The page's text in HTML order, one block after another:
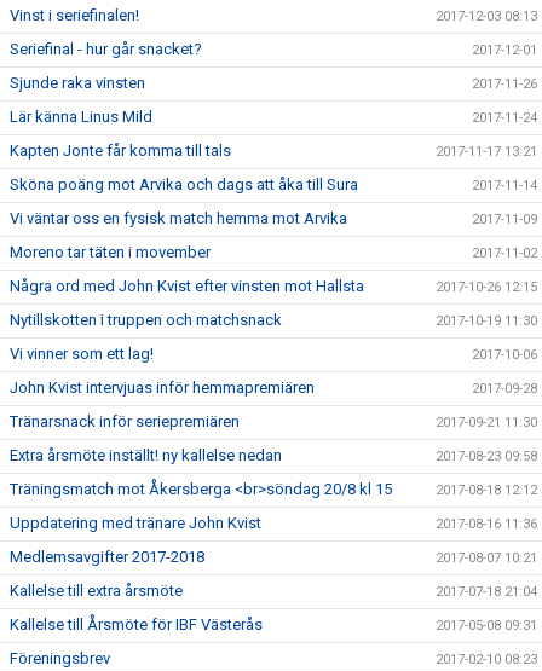
Vinst i seriefinalen! 2017-12-03 08:13
Seriefinal - hur går snacket? 2017-12-01
Sjunde raka vinsten 2017-11-26
Lär känna Linus Mild 2017-11-24
Kapten Jonte får komma till tals 2017-11-17 13:21
Sköna poäng mot Arvika och dags att åka till Sura 2017-11-14
Vi väntar oss en fysisk match hemma mot Arvika 2017-11-09
Moreno tar täten i movember 2017-11-02
Några ord med John Kvist efter vinsten mot Hallsta 2017-10-26 12:15
Nytillskotten i truppen och matchsnack 2017-10-19 11:30
Vi vinner som ett lag! 2017-10-06
John Kvist intervjuas inför hemmapremiären 2017-09-28
Tränarsnack inför seriepremiären 2017-09-21 11:30
Extra årsmöte inställt! ny kallelse nedan 2017-08-23 09:58
Träningsmatch mot Åkersberga <br>söndag 20/8 kl 15 2017-08-18 12:12
Uppdatering med tränare John Kvist 2017-08-16 11:36
Medlemsavgifter 2017-2018 2017-08-07 10:21
Kallelse till extra årsmöte 2017-07-18 21:04
Kallelse till Årsmöte för IBF Västerås 2017-05-08 09:31
Föreningsbrev 2017-02-10 08:23